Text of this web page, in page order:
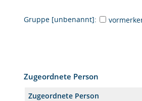
Gruppe [unbenannt]:
Zugeordnete Person
Zugeordnete Person